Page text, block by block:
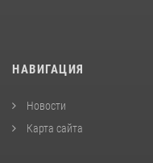
НАВИГАЦИЯ
Новости
Карта сайта